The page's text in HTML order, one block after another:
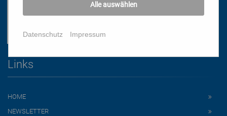
Links
HOME
NEWSLETTER
Alle auswählen
Datenschutz Impressum